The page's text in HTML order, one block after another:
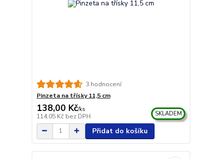
3 hodnocení
Pinzeta na třísky 11,5 cm
138,00 Kč/ks
114,05 Kč bez DPH SKLADEM
Přidat do košíku